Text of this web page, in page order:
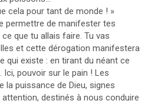
cela pour tant de monde ! »
permettre de manifester tes
que tu allais faire. Tu vas
et cette dérogation manifestera
qui existe : en tirant du néant ce
Ici, pouvoir sur le pain ! Les
la puissance de Dieu, signes
destinés à nous conduire